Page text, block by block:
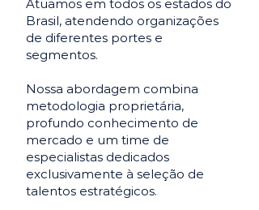
Atuamos em todos os estados do
Brasil, atendendo organizações
de diferentes portes e
segmentos.
Nossa abordagem combina
metodologia proprietária,
profundo conhecimento de
mercado e um time de
especialistas dedicados
exclusivamente à seleção de
talentos estratégicos.